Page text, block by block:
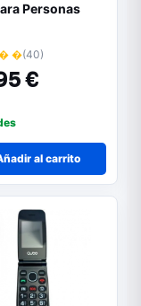
Personas
Rojo
�(40)
€
al carrito